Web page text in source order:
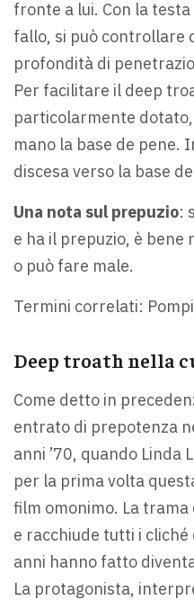
fronte a lui. Con la
fallo, si può controllare
profondità di
Per facilitare il deep
particolarmente
mano la base de pene.
discesa verso la base
Una nota sul prepuzio:
e ha il prepuzio, è
o può fare male.
Termini correlati:
Deep troath nella
Come detto in
entrato di prepotenza
anni ’70, quando
per la prima volta
film omonimo. La
e racchiude tutti i cliché
anni hanno fatto
La protagonista,